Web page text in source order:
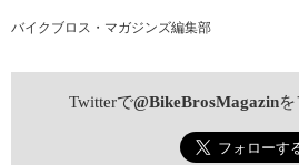
バイクブロス・マガジンズ編集部
Twitterで@BikeBrosMagazin